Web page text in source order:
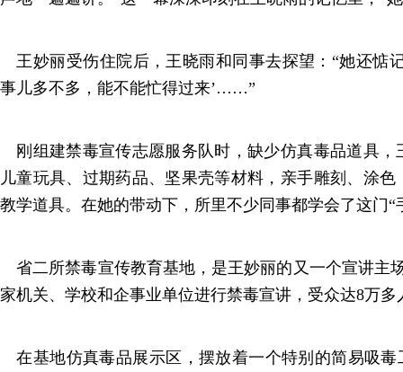
王妙丽受伤住院后，王晓雨和同事去探望：“她还惦
事儿多不多，能不能忙得过来’……”
刚组建禁毒宣传志愿服务队时，缺少仿真毒品道具，
儿童玩具、过期药品、坚果壳等材料，亲手雕刻、涂
教学道具。在她的带动下，所里不少同事都学会了这门“
省二所禁毒宣传教育基地，是王妙丽的又一个宣讲主
家机关、学校和企事业单位进行禁毒宣讲，受众达8万多
在基地仿真毒品展示区，摆放着一个特别的简易吸